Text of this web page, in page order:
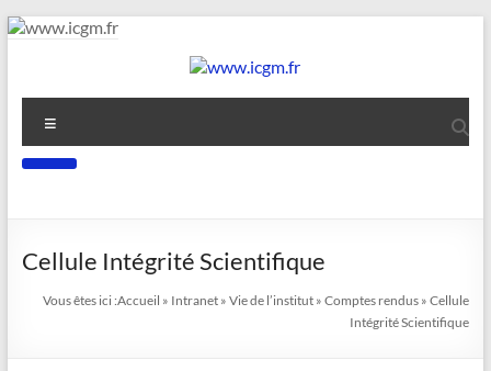
Cellule Intégrité Scientifique
Vous êtes ici :Accueil » Intranet »Vie de l’institut »Comptes rendus »Cellule
Intégrité Scientifique